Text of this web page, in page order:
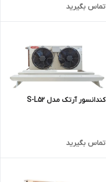
تماس بگیرید
کندانسور آرتک مدل S-L52
تماس بگیرید